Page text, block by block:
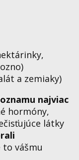
a zemiaky)
najviac
hormóny,
látky
to vášmu